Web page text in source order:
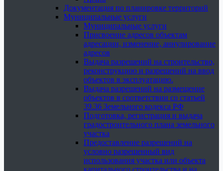
Документация по планировке территорий
Муниципальные услуги
Муниципальные услуги
Присвоение адресов объектам
адресации, изменение, аннулирование
адресов
Выдача разрешений на строительство,
реконструкцию и разрешений на ввод
объектов в эксплуатацию.
Выдача разрешений на размещение
объектов в соответствии со статьей
39.36 Земельного кодекса РФ
Подготовка, регистрация и выдача
градостроительного плана земельного
участка
Предоставление разрешений на
условно разрешенный вид
использования участка или объекта
капитального строительства и на